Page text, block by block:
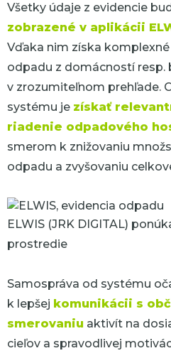
Všetky údaje z evidencie
zobrazené v aplikácii
Vďaka nim získa
odpadu z domácností
v zrozumiteľnom prehľade.
systému je získať
riadenie odpadového
smerom k znižovaniu
odpadu a zvyšovaniu
ELWIS (JRK DIGITAL)
prostredie
Samospráva od systému
k lepšej komunikácii s
smerovaniu aktivít na
cieľov a spravodlivej